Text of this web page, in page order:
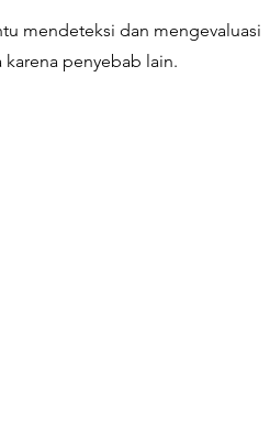
mendeteksi dan mengevaluasi
penyebab lain.